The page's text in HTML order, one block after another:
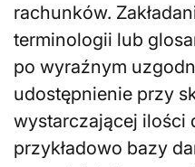
rachunków.
terminologii lub
po wyraźnym
udostępnienie przy
wystarczającej ilości
przykładowo bazy